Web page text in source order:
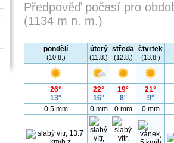
Předpověď počasí pro
(1134 m n. m.)
pondělí
(10.8.)
úterý
(11.8.)
středa
(12.8.)
čtvrtek
(13.8.)
26°
13°
22°
16°
19°
8°
21°
9°
0.5 mm
0 mm 0 mm 0 mm